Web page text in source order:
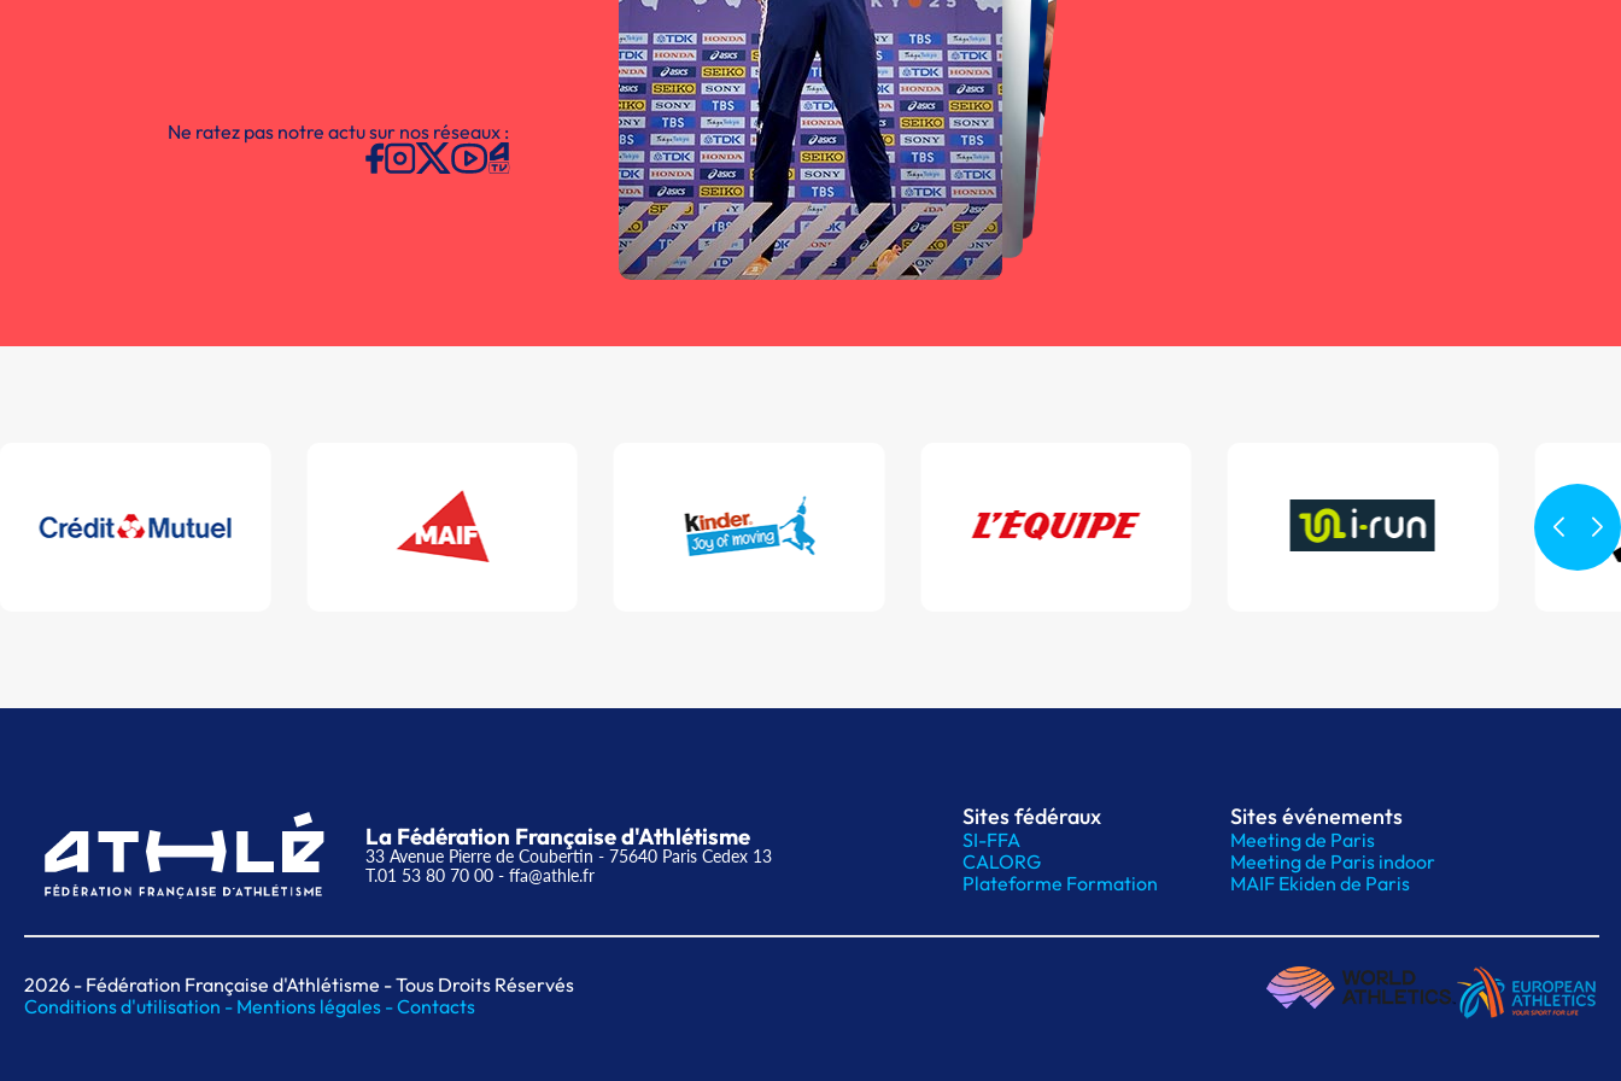
Ne ratez pas notre actu sur nos réseaux :
La Fédération Française d'Athlétisme
33 Avenue Pierre de Coubertin - 75640 Paris Cedex 13
T.01 53 80 70 00 - ffa@athle.fr
Sites fédéraux
SI-FFA
CALORG
Plateforme Formation
Sites événements
Meeting de Paris
Meeting de Paris indoor
MAIF Ekiden de Paris
2026 - Fédération Française d'Athlétisme - Tous Droits Réservés
Conditions d'utilisation - Mentions légales -Contacts